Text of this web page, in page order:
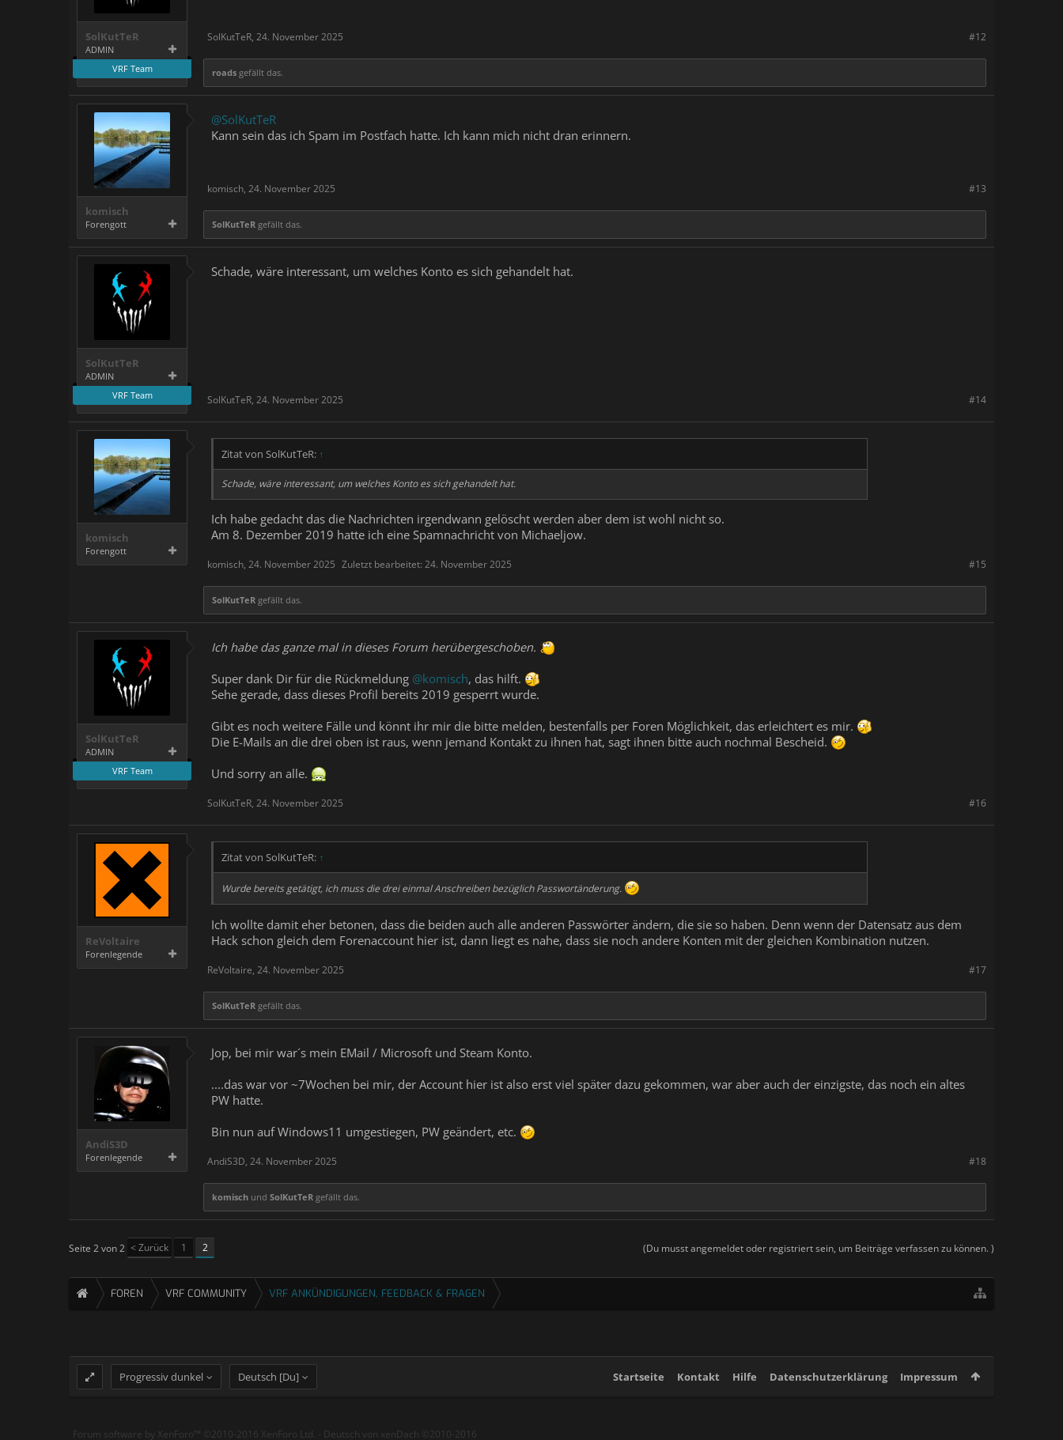
SolKutTeR
ADMIN
VRF Team
#12
SolKutTeR, 24. November 2025
roads gefällt das.
komisch
Forengott
@SolKutTeR
Kann sein das ich Spam im Postfach hatte. Ich kann mich nicht dran erinnern.
#13
komisch, 24. November 2025
SolKutTeR gefällt das.
SolKutTeR
ADMIN
VRF Team
Schade, wäre interessant, um welches Konto es sich gehandelt hat.
#14
SolKutTeR, 24. November 2025
komisch
Forengott
Zitat von SolKutTeR: ↑
Schade, wäre interessant, um welches Konto es sich gehandelt hat.
Ich habe gedacht das die Nachrichten irgendwann gelöscht werden aber dem ist wohl nicht so.
Am 8. Dezember 2019 hatte ich eine Spamnachricht von Michaeljow.
#15
komisch, 24. November 2025 Zuletzt bearbeitet: 24. November 2025
SolKutTeR gefällt das.
SolKutTeR
ADMIN
VRF Team
Ich habe das ganze mal in dieses Forum herübergeschoben.
Super dank Dir für die Rückmeldung @komisch, das hilft.
Sehe gerade, dass dieses Profil bereits 2019 gesperrt wurde.
Gibt es noch weitere Fälle und könnt ihr mir die bitte melden, bestenfalls per Foren Möglichkeit, das erleichtert es mir.
Die E-Mails an die drei oben ist raus, wenn jemand Kontakt zu ihnen hat, sagt ihnen bitte auch nochmal Bescheid.
Und sorry an alle.
#16
SolKutTeR, 24. November 2025
ReVoltaire
Forenlegende
Zitat von SolKutTeR: ↑
Wurde bereits getätigt, ich muss die drei einmal Anschreiben bezüglich Passwortänderung.
Ich wollte damit eher betonen, dass die beiden auch alle anderen Passwörter ändern, die sie so haben. Denn wenn der Datensatz aus dem
Hack schon gleich dem Forenaccount hier ist, dann liegt es nahe, dass sie noch andere Konten mit der gleichen Kombination nutzen.
#17
ReVoltaire, 24. November 2025
SolKutTeR gefällt das.
AndiS3D
Forenlegende
Jop, bei mir war´s mein EMail / Microsoft und Steam Konto.
....das war vor ~7Wochen bei mir, der Account hier ist also erst viel später dazu gekommen, war aber auch der einzigste, das noch ein altes
PW hatte.
Bin nun auf Windows11 umgestiegen, PW geändert, etc.
#18
AndiS3D, 24. November 2025
komisch und SolKutTeR gefällt das.
(Du musst angemeldet oder registriert sein, um Beiträge verfassen zu können. )
Seite 2 von 2 < Zurück 1 2
FOREN VRF COMMUNITY VRF ANKÜNDIGUNGEN, FEEDBACK & FRAGEN
Progressiv dunkel Deutsch [Du] Startseite Kontakt Hilfe Datenschutzerklärung Impressum
Forum software by XenForo™ ©2010-2016 XenForo Ltd. - Deutsch von xenDach ©2010-2016